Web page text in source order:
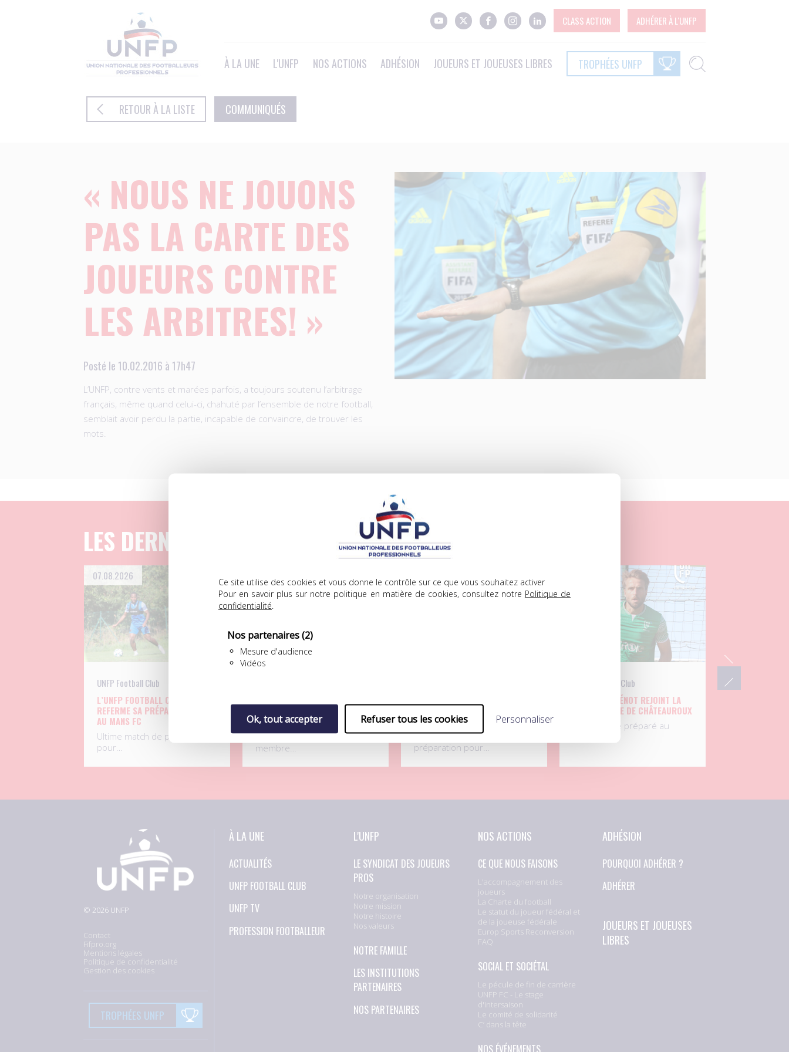
Ce site utilise des cookies et vous donne le contrôle sur ce que vous souhaitez activer
Pour en savoir plus sur notre politique en matière de cookies, consultez notre Politique de
confidentialité
Nos partenaires(2)
Mesure d'audience
Vidéos
Ok, tout accepter Refuser tous les cookies Personnaliser
CLASS ACTION ADHÉRER À L'UNFP
À LA UNE L'UNFP NOS ACTIONS ADHÉSION JOUEURS ET JOUEUSES LIBRES TROPHÉES UNFP
RETOUR À LA LISTE COMMUNIQUÉS
« NOUS NE JOUONS
PAS LA CARTE DES
JOUEURS CONTRE
LES ARBITRES! »
Posté le 10.02.2016 à 17h47
L’UNFP, contre vents et marées parfois, a toujours soutenu l’arbitrage
français, même quand celui-ci, chahuté par l’ensemble de notre football,
semblait avoir perdu la partie, incapable de convaincre, de trouver les
mots.
LES DERNIERS ARTICLES
07.08.2026
UNFP Football Club
L’UNFP FOOTBALL CLUB
REFERME SA PRÉPARATION FACE
AU MANS FC
Ultime match de préparation
pour…
L’ancien attaquant
international, aujourd’hui
membre…
FOOTBALL CLUB FACE AU FC
LORIENT
Septième match de
préparation pour…
UNFP Football Club
SÉBASTIEN RÉNOT REJOINT LA
BERRICHONNE DE CHÂTEAUROUX
Après s’être préparé au
© 2026 UNFP
Contact
Fifpro.org
Mentions légales
Politique de confidentialité
Gestion des cookies
TROPHÉES UNFP
À LA UNE
ACTUALITÉS
UNFP FOOTBALL CLUB
UNFP TV
PROFESSION FOOTBALLEUR
L'UNFP
LE SYNDICAT DES JOUEURS
PROS
Notre organisation
Notre mission
Notre histoire
Nos valeurs
NOTRE FAMILLE
LES INSTITUTIONS
PARTENAIRES
NOS PARTENAIRES
NOS ACTIONS
CE QUE NOUS FAISONS
L'accompagnement des
joueurs
La Charte du football
Le statut du joueur fédéral et
de la joueuse fédérale
Europ Sports Reconversion
FAQ
SOCIAL ET SOCIÉTAL
Le pécule de fin de carrière
UNFP FC - Le stage
d'intersaison
Le comité de solidarité
C’ dans la tête
ADHÉSION
POURQUOI ADHÉRER ?
ADHÉRER
JOUEURS ET JOUEUSES
LIBRES